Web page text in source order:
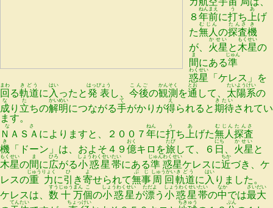
８年
ねん
前
まえ
に打
う
ち 上
あ
げ
た無人
むじん
の探査
たんさ
機
き
が、 火星
かせい
と 木星
もくせい
の
間
ま
にある準
じゅん
惑星
わくせい
「ケレス」を
回
まわ
る軌道
きどう
に 入
はい
ったと発表
はっぴょう
し、 今後
こんご
の観測
かんそく
を通
とお
して、 太陽系
たいようけい
の
成
な
り 立
た
ちの解明
かいめい
につながる手
て
がかりが得
え
られると期待
きたい
されてい
ます。
ＮＡＳＡ
なさ
によりますと、２００７ 年
ねん
に打
う
ち 上
あ
げた無人
むじん
探査
たんさ
機
き
「ドーン」は、およそ４９ 億
おく
キロを旅
たび
して、６ 日
にち
火星
かせい
と
木星
もくせい
の間
ま
に 広
ひろ
がる小惑星
しょうわくせい
帯
たい
にある準
じゅん
惑星
わくせい
ケレスに近
ちか
づき、ケ
レスの重力
じゅうりょく
に引
ひ
き寄
よ
せられて無事
ぶじ
周回
しゅうかい
軌道
きどう
に 入
はい
りました。
ケレスは、 数
すう
十
じゅう
万
まん
個
こ
の小惑星
しょうわくせい
が漂
ただよ
う 小惑星
しょうわくせい
帯
たい
の中
なか
では最大
さいだい
てんたい ちょっけい ちきゅう ぶん